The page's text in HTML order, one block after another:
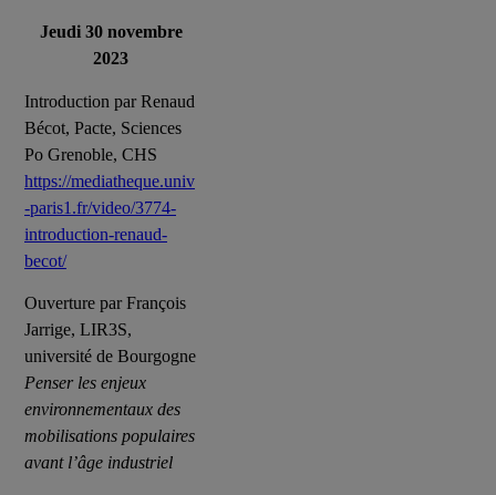
Jeudi 30 novembre
2023
Introduction par Renaud
Bécot, Pacte, Sciences
Po Grenoble, CHS
https://mediatheque.univ
-paris1.fr/video/3774-
introduction-renaud-
becot/
Ouverture par François
Jarrige, LIR3S,
université de Bourgogne
Penser les enjeux
environnementaux des
mobilisations populaires
avant l’âge industriel